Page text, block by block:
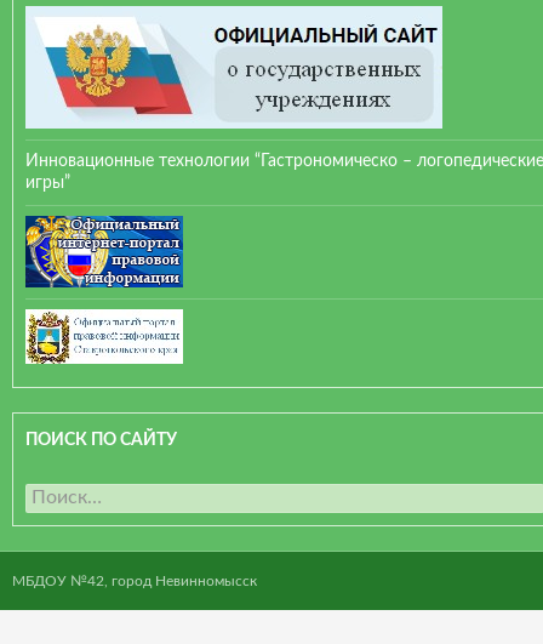
Инновационные технологии “Гастрономическо – логопедические
игры”
ПОИСК ПО САЙТУ
Н
а
и
МБДОУ №42, город Невинномысск